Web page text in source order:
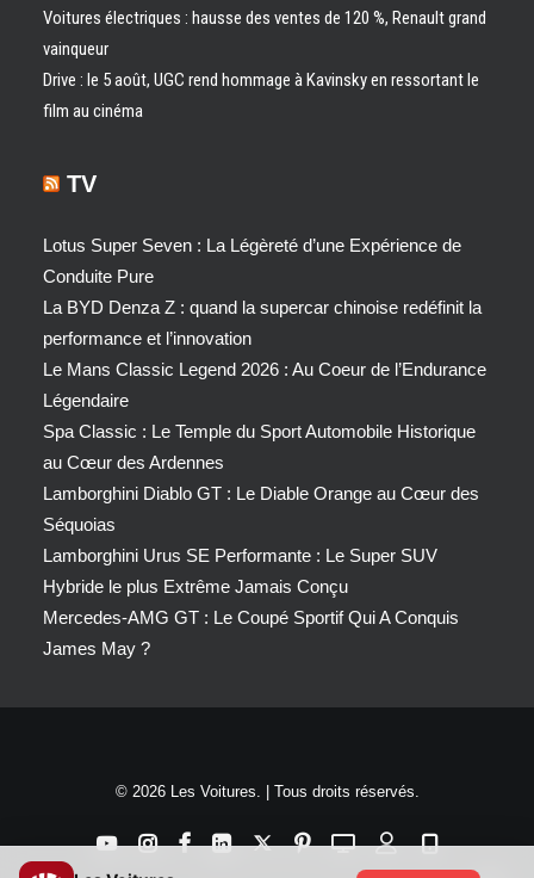
Voitures électriques : hausse des ventes de 120 %, Renault grand
vainqueur
Drive : le 5 août, UGC rend hommage à Kavinsky en ressortant le
film au cinéma
TV
Lotus Super Seven : La Légèreté d’une Expérience de
Conduite Pure
La BYD Denza Z : quand la supercar chinoise redéfinit la
performance et l’innovation
Le Mans Classic Legend 2026 : Au Coeur de l’Endurance
Légendaire
Spa Classic : Le Temple du Sport Automobile Historique
au Cœur des Ardennes
Lamborghini Diablo GT : Le Diable Orange au Cœur des
Séquoias
Lamborghini Urus SE Performante : Le Super SUV
Hybride le plus Extrême Jamais Conçu
Mercedes-AMG GT : Le Coupé Sportif Qui A Conquis
James May ?
© 2026 Les Voitures. | Tous droits réservés.